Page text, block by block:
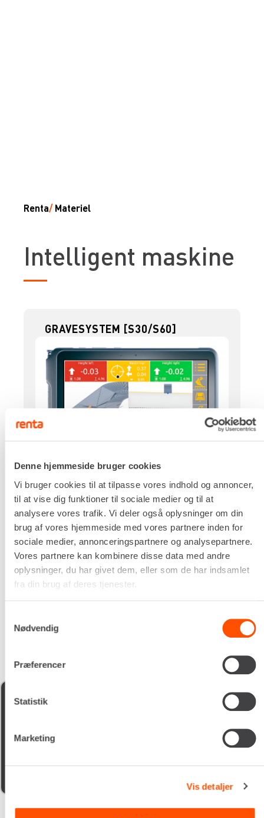
Denne hjemmeside bruger cookies
Vi bruger cookies til at tilpasse vores indhold og annoncer,
til at vise dig funktioner til sociale medier og til at
analysere vores trafik. Vi deler også oplysninger om din
brug af vores hjemmeside med vores partnere inden for
sociale medier, annonceringspartnere og analysepartnere.
Vores partnere kan kombinere disse data med andre
oplysninger, du har givet dem, eller som de har indsamlet
fra din brug af deres tjenester.
Nødvendig
Præferencer
Statistik
Marketing
Vis detaljer
Renta/ Materiel
Intelligent maskine
GRAVESYSTEM [S30/S60]
Pr. dag DKK 2.624,00
Ekskl. moms
Renta udlejer kun til erhverv. Gyldigt CVR-
nummer er påkrævet.
LEJ NU Flere informationer
xevo
05/02/2026
Schyssta hjälpsamma människor jobbar här, de flesta
man vöntar på sin tur. 5/5